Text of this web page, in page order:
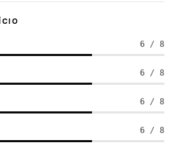
6 / 8
6 / 8
6 / 8
6 / 8